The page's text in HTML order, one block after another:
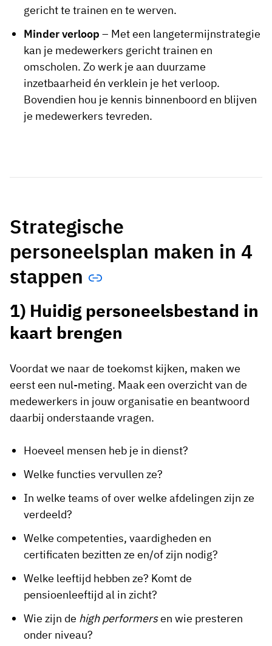
gericht te trainen en te werven.
Minder verloop – Met een langetermijnstrategie
kan je medewerkers gericht trainen en
omscholen. Zo werk je aan duurzame
inzetbaarheid én verklein je het verloop.
Bovendien hou je kennis binnenboord en blijven
je medewerkers tevreden.
Strategische
personeelsplan maken in 4
stappen
1) Huidig personeelsbestand in
kaart brengen
Voordat we naar de toekomst kijken, maken we
eerst een nul-meting. Maak een overzicht van de
medewerkers in jouw organisatie en beantwoord
daarbij onderstaande vragen.
Hoeveel mensen heb je in dienst?
Welke functies vervullen ze?
In welke teams of over welke afdelingen zijn ze
verdeeld?
Welke competenties, vaardigheden en
certificaten bezitten ze en/of zijn nodig?
Welke leeftijd hebben ze? Komt de
pensioenleeftijd al in zicht?
Wie zijn de high performersen wie presteren
onder niveau?